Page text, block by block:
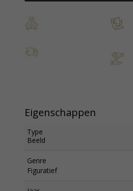
Eigenschappen
Type
Beeld
Genre
Figuratief